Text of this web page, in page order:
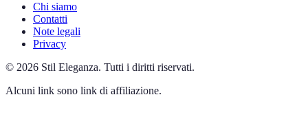
Chi siamo
Contatti
Note legali
Privacy
© 2026 Stil Eleganza. Tutti i diritti riservati.
Alcuni link sono link di affiliazione.